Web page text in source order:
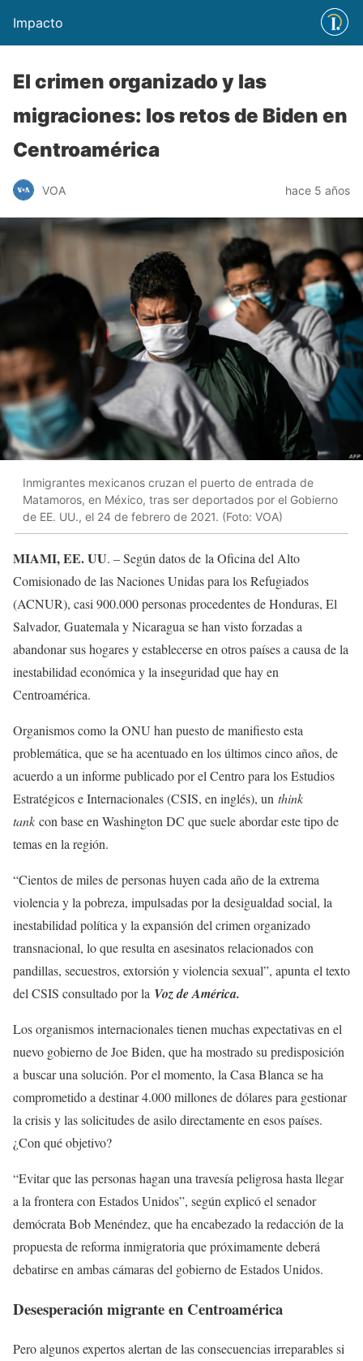
Impacto
El crimen organizado y las
migraciones: los retos de Biden en
Centroamérica
VOA hace 5 años
Inmigrantes mexicanos cruzan el puerto de entrada de
Matamoros, en México, tras ser deportados por el Gobierno
de EE. UU., el 24 de febrero de 2021. (Foto: VOA)
MIAMI, EE. UU. – Según datos de la Oficina del Alto
Comisionado de las Naciones Unidas para los Refugiados
(ACNUR), casi 900.000 personas procedentes de Honduras, El
Salvador, Guatemala y Nicaragua se han visto forzadas a
abandonar sus hogares y establecerse en otros países a causa de la
inestabilidad económica y la inseguridad que hay en
Centroamérica.
Organismos como la ONU han puesto de manifiesto esta
problemática, que se ha acentuado en los últimos cinco años, de
acuerdo a un informe publicado por el Centro para los Estudios
Estratégicos e Internacionales (CSIS, en inglés), un think
tank con base en Washington DC que suele abordar este tipo de
temas en la región.
“Cientos de miles de personas huyen cada año de la extrema
violencia y la pobreza, impulsadas por la desigualdad social, la
inestabilidad política y la expansión del crimen organizado
transnacional, lo que resulta en asesinatos relacionados con
pandillas, secuestros, extorsión y violencia sexual”, apunta el texto
del CSIS consultado por la Voz de América.
Los organismos internacionales tienen muchas expectativas en el
nuevo gobierno de Joe Biden, que ha mostrado su predisposición
a buscar una solución. Por el momento, la Casa Blanca se ha
comprometido a destinar 4.000 millones de dólares para gestionar
la crisis y las solicitudes de asilo directamente en esos países.
¿Con qué objetivo?
“Evitar que las personas hagan una travesía peligrosa hasta llegar
a la frontera con Estados Unidos”, según explicó el senador
demócrata Bob Menéndez, que ha encabezado la redacción de la
propuesta de reforma inmigratoria que próximamente deberá
debatirse en ambas cámaras del gobierno de Estados Unidos.
Desesperación migrante en Centroamérica
Pero algunos expertos alertan de las consecuencias irreparables si